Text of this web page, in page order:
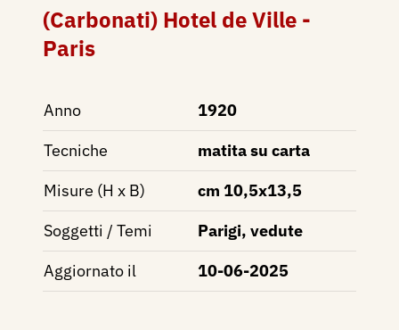
(Carbonati) Hotel de Ville -
Paris
Anno
1920
Tecniche
matita su carta
Misure (H x B)
cm 10,5x13,5
Soggetti / Temi
Parigi, vedute
Aggiornato il
10-06-2025